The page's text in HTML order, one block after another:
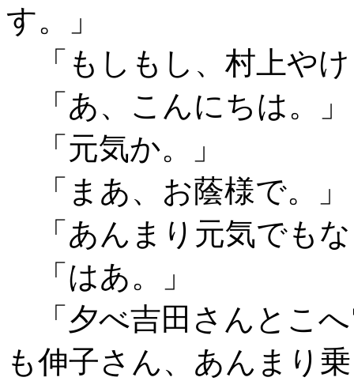
す。」
「もしもし、村上や
「あ、こんにちは。」
「元気か。」
「まあ、お蔭様で。」
「あんまり元気でも
「はあ。」
「夕べ吉田さんとこ
も伸子さん、あんまり